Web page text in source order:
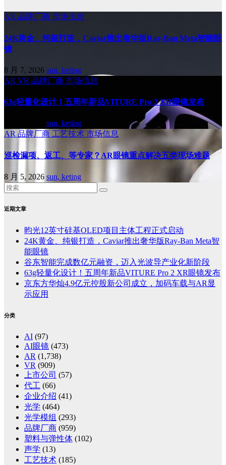
AR 品牌厂商 市场信息
24K黄金、纯银打造，Caviar推出奢华版Ray-Ban Meta智能眼
镜
8 月 7, 2026 sun, keting
AR VR 品牌厂商 市场信息
63g轻量化设计！五周年新品VITURE Pro 2 XR眼镜发布
sun, keting
AR 品牌厂商 工艺技术 市场信息
巡检漏项、返工、等专家？AR眼镜重点解决五类现场难题
8 月 5, 2026 sun, keting
近期文章
昀光12英寸硅基OLED项目主体工程正式启动
24K黄金、纯银打造，Caviar推出奢华版Ray-Ban Meta智
能眼镜
谷东智能完成数亿元融资，迈入光波导产业化新阶段
63g轻量化设计！五周年新品VITURE Pro 2 XR眼镜发布
京东方华灿4.9亿元控股新公司成立，加码车载与AR显
示应用
分类
AI (97)
AI眼镜 (473)
AR (1,738)
VR (909)
上市公司 (57)
代工 (66)
企业介绍 (41)
光学 (464)
光学模组 (293)
品牌厂商 (959)
塑料与弹性体 (102)
声学 (13)
工艺技术 (185)